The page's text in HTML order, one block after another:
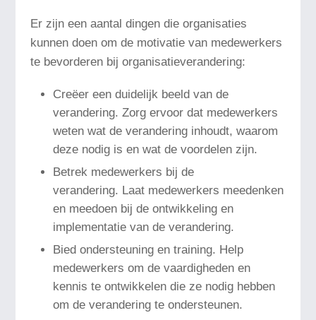
Er zijn een aantal dingen die organisaties
kunnen doen om de motivatie van medewerkers
te bevorderen bij organisatieverandering:
Creëer een duidelijk beeld van de
verandering. Zorg ervoor dat medewerkers
weten wat de verandering inhoudt, waarom
deze nodig is en wat de voordelen zijn.
Betrek medewerkers bij de
verandering. Laat medewerkers meedenken
en meedoen bij de ontwikkeling en
implementatie van de verandering.
Bied ondersteuning en training. Help
medewerkers om de vaardigheden en
kennis te ontwikkelen die ze nodig hebben
om de verandering te ondersteunen.